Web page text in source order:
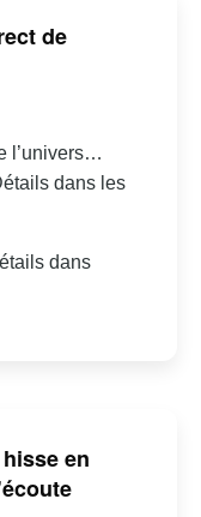
de
l’univers…
dans les
dans
en